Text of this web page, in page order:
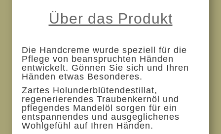
Über das Produkt
Die Handcreme wurde speziell für die
Pflege von beanspruchten Händen
entwickelt. Gönnen Sie sich und Ihren
Händen etwas Besonderes.
Zartes Holunderblütendestillat,
regenerierendes Traubenkernöl und
pflegendes Mandelöl sorgen für ein
entspannendes und ausgeglichenes
Wohlgefühl auf Ihren Händen.